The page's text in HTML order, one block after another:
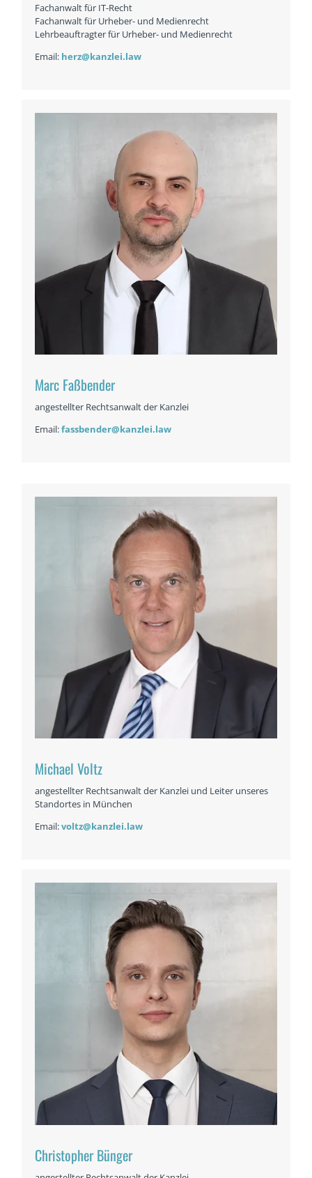
Fachanwalt für IT-Recht
Fachanwalt für Urheber- und Medienrecht
Lehrbeauftragter für Urheber- und Medienrecht
Email: herz@kanzlei.law
Marc Faßbender
angestellter Rechtsanwalt der Kanzlei
Email:fassbender@kanzlei.law
Michael Voltz
angestellter Rechtsanwalt der Kanzlei und Leiter unseres
Standortes in München
Email:voltz@kanzlei.law
Christopher Bünger